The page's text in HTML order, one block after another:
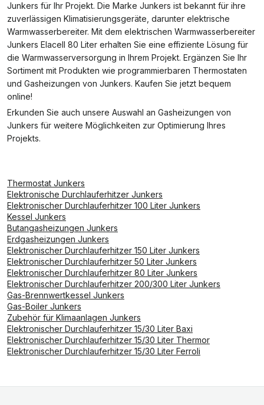
Junkers für Ihr Projekt. Die Marke Junkers ist bekannt für ihre
zuverlässigen Klimatisierungsgeräte, darunter elektrische
Warmwasserbereiter. Mit dem elektrischen Warmwasserbereiter
Junkers Elacell 80 Liter erhalten Sie eine effiziente Lösung für
die Warmwasserversorgung in Ihrem Projekt. Ergänzen Sie Ihr
Sortiment mit Produkten wie programmierbaren Thermostaten
und Gasheizungen von Junkers. Kaufen Sie jetzt bequem
online!
Erkunden Sie auch unsere Auswahl an Gasheizungen von
Junkers für weitere Möglichkeiten zur Optimierung Ihres
Projekts.
Thermostat Junkers
Elektronische Durchlauferhitzer Junkers
Elektronischer Durchlauferhitzer 100 Liter Junkers
Kessel Junkers
Butangasheizungen Junkers
Erdgasheizungen Junkers
Elektronischer Durchlauferhitzer 150 Liter Junkers
Elektronischer Durchlauferhitzer 50 Liter Junkers
Elektronischer Durchlauferhitzer 80 Liter Junkers
Elektronischer Durchlauferhitzer 200/300 Liter Junkers
Gas-Brennwertkessel Junkers
Gas-Boiler Junkers
Zubehör für Klimaanlagen Junkers
Elektronischer Durchlauferhitzer 15/30 Liter Baxi
Elektronischer Durchlauferhitzer 15/30 Liter Thermor
Elektronischer Durchlauferhitzer 15/30 Liter Ferroli